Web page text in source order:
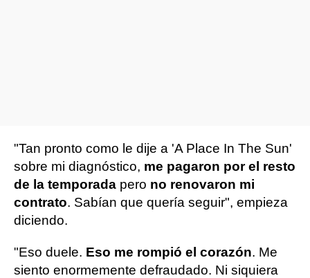
"Tan pronto como le dije a 'A Place In The Sun'
sobre mi diagnóstico, me pagaron por el resto
de la temporada pero no renovaron mi
contrato. Sabían que quería seguir", empieza
diciendo.
"Eso duele. Eso me rompió el corazón. Me
siento enormemente defraudado. Ni siquiera